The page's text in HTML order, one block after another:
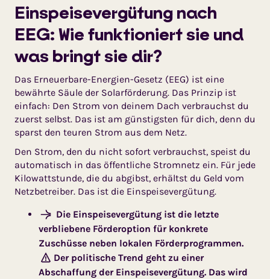
Einspeisevergütung nach
EEG: Wie funktioniert sie und
was bringt sie dir?
Das Erneuerbare-Energien-Gesetz (EEG) ist eine
bewährte Säule der Solarförderung. Das Prinzip ist
einfach: Den Strom von deinem Dach verbrauchst du
zuerst selbst. Das ist am günstigsten für dich, denn du
sparst den teuren Strom aus dem Netz.
Den Strom, den du nicht sofort verbrauchst, speist du
automatisch in das öffentliche Stromnetz ein. Für jede
Kilowattstunde, die du abgibst, erhältst du Geld vom
Netzbetreiber. Das ist die Einspeisevergütung.
Die Einspeisevergütung ist die letzte
verbliebene Förderoption für konkrete
Zuschüsse neben lokalen Förderprogrammen.
Der politische Trend geht zu einer
Abschaffung der Einspeisevergütung. Das wird